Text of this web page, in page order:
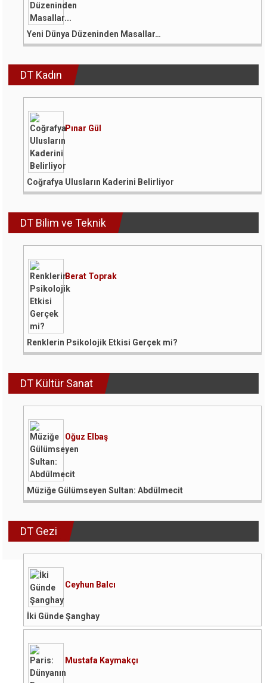
Yeni Dünya Düzeninden Masallar…
DT Kadın
Pınar Gül
Coğrafya Ulusların Kaderini Belirliyor
DT Bilim ve Teknik
Berat Toprak
Renklerin Psikolojik Etkisi Gerçek mi?
DT Kültür Sanat
Oğuz Elbaş
Müziğe Gülümseyen Sultan: Abdülmecit
DT Gezi
Ceyhun Balcı
İki Günde Şanghay
Mustafa Kaymakçı